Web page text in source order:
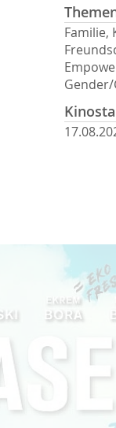
Familie,